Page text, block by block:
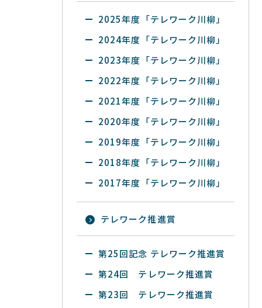
2025年度「テレワーク川柳」
2024年度「テレワーク川柳」
2023年度「テレワーク川柳」
2022年度「テレワーク川柳」
2021年度「テレワーク川柳」
2020年度「テレワーク川柳」
2019年度「テレワーク川柳」
2018年度「テレワーク川柳」
2017年度「テレワーク川柳」
テレワーク推進賞
第25回記念 テレワーク推進賞
第24回 テレワーク推進賞
第23回 テレワーク推進賞